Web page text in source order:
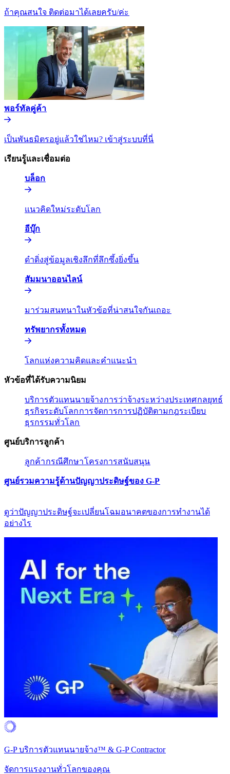
ถ้าคุณสนใจ ติดต่อมาได้เลยครับ/ค่ะ​​
พอร์ทัลคู่ค้า​​
เป็นพันธมิตรอยู่แล้วใช่ไหม? เข้าสู่ระบบที่นี่​​
เรียนรู้และเชื่อมต่อ​​
บล็อก​​
แนวคิดใหม่ระดับโลก​​
อีบุ๊ก​​
ดำดิ่งสู่ข้อมูลเชิงลึกที่ลึกซึ้งยิ่งขึ้น​​
สัมมนาออนไลน์​​
มาร่วมสนทนาในหัวข้อที่น่าสนใจกันเถอะ​​
ทรัพยากรทั้งหมด​​
โลกแห่งความคิดและคำแนะนำ​​
หัวข้อที่ได้รับความนิยม​​
บริการตัวแทนนายจ้าง​​การว่าจ้างระหว่างประเทศ​​กลยุทธ์
ธุรกิจระดับโลก​​การจัดการการปฏิบัติตามกฎระเบียบ​​
ธุรกรรมทั่วโลก​​
ศูนย์บริการลูกค้า​​
ลูกค้า​​กรณีศึกษา​​โครงการสนับสนุน​​
ศูนย์รวมความรู้ด้านปัญญาประดิษฐ์ของ G-P​​
ดูว่าปัญญาประดิษฐ์จะเปลี่ยนโฉมอนาคตของการทำงานได้
อย่างไร​​
G-P บริการตัวแทนนายจ้าง™ & G-P Contractor​​
จัดการแรงงานทั่วโลกของคุณ​​